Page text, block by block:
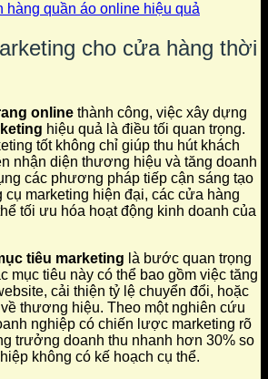
hàng quần áo online hiệu quả
cho cửa hàng thời
online thành công, việc xây dựng
hiệu quả là điều tối quan trọng.
tốt không chỉ giúp thu hút khách
nhận diện thương hiệu và tăng doanh
các phương pháp tiếp cận sáng tạo
cụ marketing hiện đại, các cửa hàng
tối ưu hóa hoạt động kinh doanh của
tiêu marketing là bước quan trọng
mục tiêu này có thể bao gồm việc tăng
cải thiện tỷ lệ chuyển đổi, hoặc
thương hiệu. Theo một nghiên cứu
nghiệp có chiến lược marketing rõ
trưởng doanh thu nhanh hơn 30% so
không có kế hoạch cụ thể.